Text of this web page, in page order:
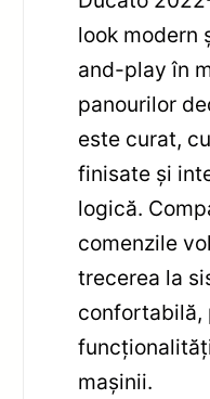
look modern
and-play în
panourilor
este curat,
finisate și
logică.
comenzile
trecerea la
confortabilă,
mașinii.